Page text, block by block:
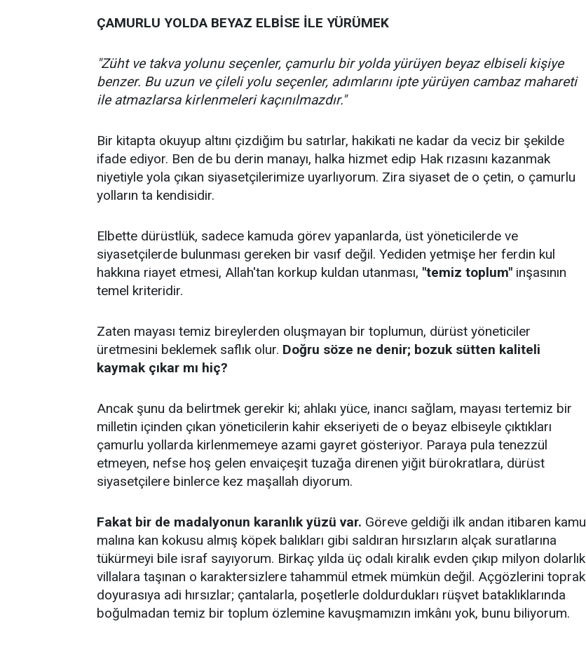
ÇAMURLU YOLDA BEYAZ ELBİSE İLE YÜRÜMEK
"Züht ve takva yolunu seçenler, çamurlu bir yolda yürüyen beyaz elbiseli kişiye
benzer. Bu uzun ve çileli yolu seçenler, adımlarını ipte yürüyen cambaz mahareti
ile atmazlarsa kirlenmeleri kaçınılmazdır."
Bir kitapta okuyup altını çizdiğim bu satırlar, hakikati ne kadar da veciz bir şekilde
ifade ediyor. Ben de bu derin manayı, halka hizmet edip Hak rızasını kazanmak
niyetiyle yola çıkan siyasetçilerimize uyarlıyorum. Zira siyaset de o çetin, o çamurlu
yolların ta kendisidir.
Elbette dürüstlük, sadece kamuda görev yapanlarda, üst yöneticilerde ve
siyasetçilerde bulunması gereken bir vasıf değil. Yediden yetmişe her ferdin kul
hakkına riayet etmesi, Allah'tan korkup kuldan utanması, "temiz toplum" inşasının
temel kriteridir.
Zaten mayası temiz bireylerden oluşmayan bir toplumun, dürüst yöneticiler
üretmesini beklemek saflık olur. Doğru söze ne denir; bozuk sütten kaliteli
kaymak çıkar mı hiç?
Ancak şunu da belirtmek gerekir ki; ahlakı yüce, inancı sağlam, mayası tertemiz bir
milletin içinden çıkan yöneticilerin kahir ekseriyeti de o beyaz elbiseyle çıktıkları
çamurlu yollarda kirlenmemeye azami gayret gösteriyor. Paraya pula tenezzül
etmeyen, nefse hoş gelen envaiçeşit tuzağa direnen yiğit bürokratlara, dürüst
siyasetçilere binlerce kez maşallah diyorum.
Fakat bir de madalyonun karanlık yüzü var. Göreve geldiği ilk andan itibaren kamu
malına kan kokusu almış köpek balıkları gibi saldıran hırsızların alçak suratlarına
tükürmeyi bile israf sayıyorum. Birkaç yılda üç odalı kiralık evden çıkıp milyon dolarlık
villalara taşınan o karaktersizlere tahammül etmek mümkün değil. Açgözlerini toprak
doyurasıya adi hırsızlar; çantalarla, poşetlerle doldurdukları rüşvet bataklıklarında
boğulmadan temiz bir toplum özlemine kavuşmamızın imkânı yok, bunu biliyorum.